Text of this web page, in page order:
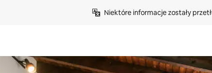
Niektóre informacje zostały